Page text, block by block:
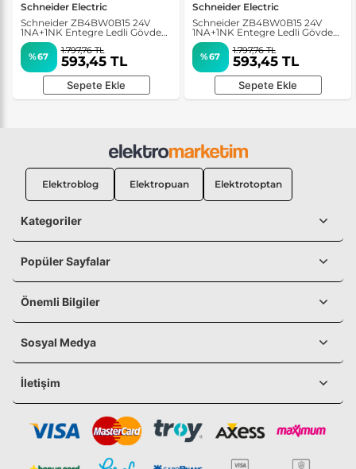
Schneider Electric
Schneider ZB4BW0B15 24V
1NA+1NK Entegre Ledli Gövde
Sabitleme Bilezikli Beyaz Işık
Bloğu
%67
1.797,76 TL
593,45 TL
Sepete Ekle
Schneider Electric
Schneider ZB4BW0B15 24V
1NA+1NK Entegre Ledli Gövde
Sabitleme Bilezikli Beyaz Işık
Bloğu
%67
1.797,76 TL
593,45 TL
Sepete Ekle
Elektroblog Elektropuan Elektrotoptan
Kategoriler
Popüler Sayfalar
Önemli Bilgiler
Sosyal Medya
İletişim